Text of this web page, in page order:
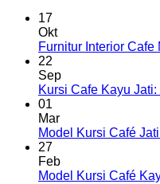
17
Okt
Furnitur Interior Cafe
22
Sep
Kursi Cafe Kayu
01
Mar
Model Kursi Café
27
Feb
Model Kursi Café